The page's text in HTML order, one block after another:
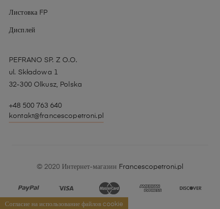
Листовка FP
Дисплей
PEFRANO SP. Z O.O.
ul. Składowa 1
32-300 Olkusz, Polska
+48 500 763 640
kontakt@francescopetroni.pl
© 2020 Интернет-магазин Francescopetroni.pl
Согласие на использование файлов cookie